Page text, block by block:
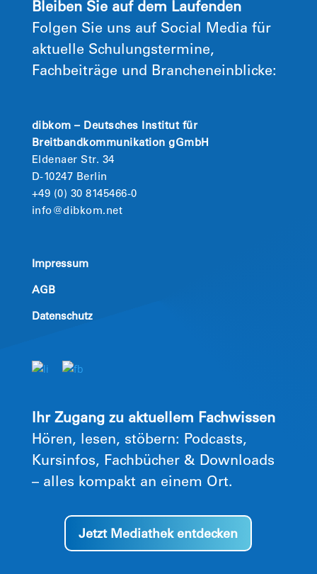
Bleiben Sie auf dem Laufenden
Folgen Sie uns auf Social Media für
aktuelle Schulungstermine,
Fachbeiträge und Brancheneinblicke:
dibkom – Deutsches Institut für
Breitbandkommunikation gGmbH
Eldenaer Str. 34
D-10247 Berlin
+49 (0) 30 8145466-0
info@dibkom.net
Impressum
AGB
Datenschutz
Ihr Zugang zu aktuellem Fachwissen
Hören, lesen, stöbern: Podcasts,
Kursinfos, Fachbücher & Downloads
– alles kompakt an einem Ort.
Jetzt Mediathek entdecken